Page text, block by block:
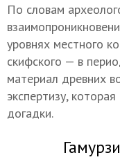
По словам
уровнях местного
скифского — в
материал древних
экспертизу,
догадки.